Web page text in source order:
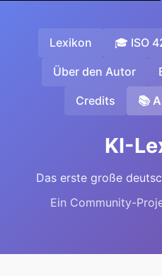
Lexikon 🎓 ISO
Über den Autor
Credits 📚
KI-
Das erste große
Ein Community-